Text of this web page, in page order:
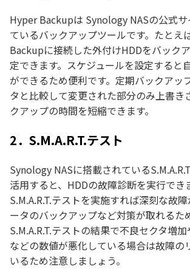
Hyper Backupは Synology NASの公式
ているバックアップツールです。たとえ
Backupに接続した外付けHDDをバック
定できます。スケジュールを設定すると
ができるため便利です。定期バックアッ
タと比較して変更された部分のみ上書き
クアップの時間を短縮できます。
2．S.M.A.R.T.テスト
Synology NASに搭載されている
活用すると、HDDの故障診断を実行でき
S.M.A.R.T.テストを実施すれば深刻な故
ータのバックアップなど対策が取れるた
S.M.A.R.T.テストの結果で不良セクタ増
などの数値が悪化している場合は故障の
いるため注意しましょう。